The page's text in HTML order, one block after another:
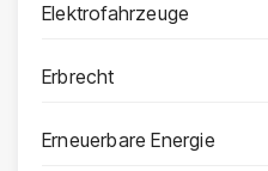
Elektrofahrzeuge
Erbrecht
Erneuerbare Energie